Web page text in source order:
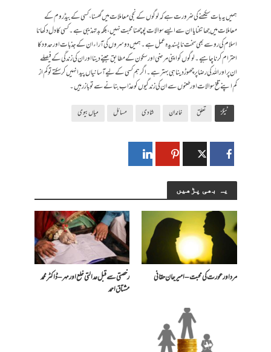
​ ہمیں یہ بات سیکھنے کی ضرورت ہے کہ لوگوں کے نجی معاملات میں گھسنا، کسی کے بیڈ روم کے
معاملات میں جھانکنایا ان سے ایسے سوالات پوچھنا محبت نہیں، بلکہ بدتہذیبی ہے۔ کسی کا دل دکھانا
اسلام کی رو سے بھی سخت ناپسندیدہ عمل ہے۔ ہمیں دوسروں کی آراء ان کے جذبات اور حدود کا
احترام کرنا چاہیے۔ لوگوں کو اپنی مرضی اور سکون کے مطابق جینے دینا اور ان کی زندگی کے فیصلے
ان پر اور اللہ کی رضا پر چھوڑ دینا ہی بہتر ہے۔ اگر ہم کسی کے لیے آسانیاں پیدا نہیں کر سکتے تو کم از
کم اپنے تلخ سوالات اور طعنوں سے ان کی زندگیوں کو عذاب بنانے سے تو باز رہیں۔
ٹیگز تعلق خاندان شادی مسائل میاں بیوی
یہ بھی پڑھیں
مرد اور عورت کی محبت – امیرجان حقانی
رخصتی سے قبل عدالتی خلع اور مہر – ڈاکٹر محمد
مشتاق احمد